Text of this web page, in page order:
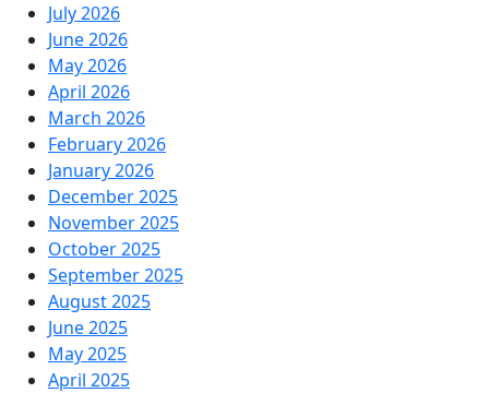
July 2026
June 2026
May 2026
April 2026
March 2026
February 2026
January 2026
December 2025
November 2025
October 2025
September 2025
August 2025
June 2025
May 2025
April 2025